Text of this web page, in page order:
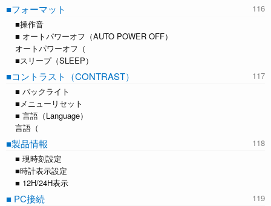
■フォーマット
■操作音
■ オートパワーオフ（AUTO POWER OFF）
オートパワーオフ（
■スリープ（SLEEP）
■コントラスト（CONTRAST）
■ バックライト
■メニューリセット
■ 言語（Language）
言語（
■製品情報
■ 現時刻設定
■時計表示設定
■ 12H/24H表示
■ PC接続